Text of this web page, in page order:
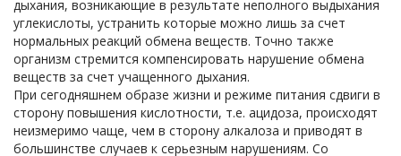
дыхания, возникающие в результате неполного выдыхания
углекислоты, устранить которые можно лишь за счет
нормальных реакций обмена веществ. Точно также
организм стремится компенсировать нарушение обмена
веществ за счет учащенного дыхания.
При сегодняшнем образе жизни и режиме питания сдвиги в
сторону повышения кислотности, т.е. ацидоза, происходят
неизмеримо чаще, чем в сторону алкалоза и приводят в
большинстве случаев к серьезным нарушениям. Со